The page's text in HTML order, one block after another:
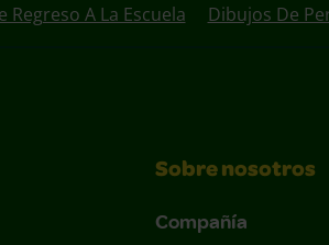
A La Escuela Dibujos De
Sobre nosotros
Compañía